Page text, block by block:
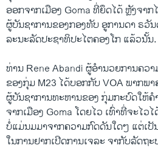
ອອກຈາກເມືອງ Goma ທີ່ຍຶດໄດ້ ຫຼັງຈາ
ຜູ້ບັນຊາການຂອງກອງທັບ ອູການດາ ຣວັ
ລະນະລັດປະຊາທິປະໄຕຄອງໂກ ແລ້ວນັ້ນ.
ທ່ານ Rene Abandi ຜູ້ອໍານວຍການຄວ
ຂອງກຸ່ມ M23 ໄດ້ບອກກັບ VOA ພາກພ
ຜູ້ບັນຊາການທະຫານຂອງ ກຸ່ມກະບົດໃຫ້
ຈາກເມືອງ Goma ໂດຍໄວ ເທົ່າທີ່ຈະໄ
ບໍ່ແມ່ນມມາຈາກຄວາມກົດດັນໃດໆ ແຕ່ເປັ
ໃນການຢາກເປີດການເຈລະ ຈາກັບລັດຖະ